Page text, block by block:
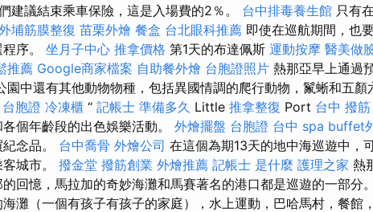
建議結束乘車保險，這是入場費的2％。 台中排毒養生館 只有
埔筋膜整復 苗栗外燴 餐盒 台北眼科推薦 即使在巡航期間，也
序。 坐月子中心 推拿價格 第1天的布達佩斯 運動按摩 醫美做
推薦 Google商家檔案 自助餐外燴 台胞證照片 熱那亞早上通過
中還有其他動物物種，包括異國情調的爬行動物，鬣蜥和五顏
台胞證 冷凍櫃 “ 記帳士 準備多久 Little 推拿整復 Port 台中 撥筋
個年齡段的出色娛樂活動。 外燴擺盤 台胞證 台中 spa buffet
念品。 台中喬骨 外燴公司 在這個為期13天的地中海巡遊中，
城市。 撥金堂 撥筋創業 外燴推薦 記帳士 是什麼 護理之家 熱
回憶，馬拉加的奇妙海灘和馬賽著名的港口都是巡遊的一部分
灘（一個有孩子有孩子的家庭），水上運動，巴哈馬村，餐館